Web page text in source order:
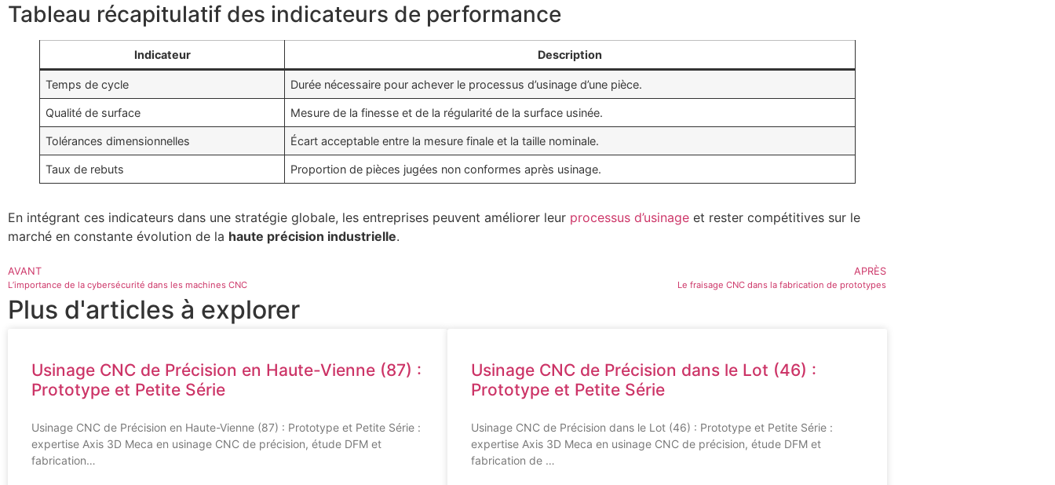
Tableau récapitulatif des indicateurs de performance
Indicateur Description
Temps de cycle Durée nécessaire pour achever le processus d’usinage d’une pièce.
Qualité de surface Mesure de la finesse et de la régularité de la surface usinée.
Tolérances dimensionnelles Écart acceptable entre la mesure finale et la taille nominale.
Taux de rebuts Proportion de pièces jugées non conformes après usinage.
En intégrant ces indicateurs dans une stratégie globale, les entreprises peuvent améliorer leur processus d’usinage et rester compétitives sur le
marché en constante évolution de la haute précision industrielle.
AVANT
L’importance de la cybersécurité dans les machines CNC
APRÈS
Le fraisage CNC dans la fabrication de prototypes
Plus d'articles à explorer
Usinage CNC de Précision en Haute-Vienne (87) :
Prototype et Petite Série
Usinage CNC de Précision en Haute-Vienne (87) : Prototype et Petite Série :
expertise Axis 3D Meca en usinage CNC de précision, étude DFM et
fabrication…
Usinage CNC de Précision dans le Lot (46) :
Prototype et Petite Série
Usinage CNC de Précision dans le Lot (46) : Prototype et Petite Série :
expertise Axis 3D Meca en usinage CNC de précision, étude DFM et
fabrication de …